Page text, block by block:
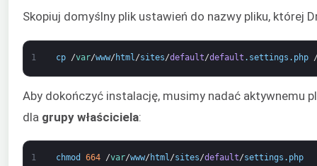
Skopiuj domyślny plik ustawień do nazwy pliku, której
1 cp /var/www/ html /sites/default/default . settings . php
Aby dokończyć instalację, musimy nadać aktywnemu
dla grupy właściciela:
1 chmod 664 /var/www/ html/sites/default/settings . php